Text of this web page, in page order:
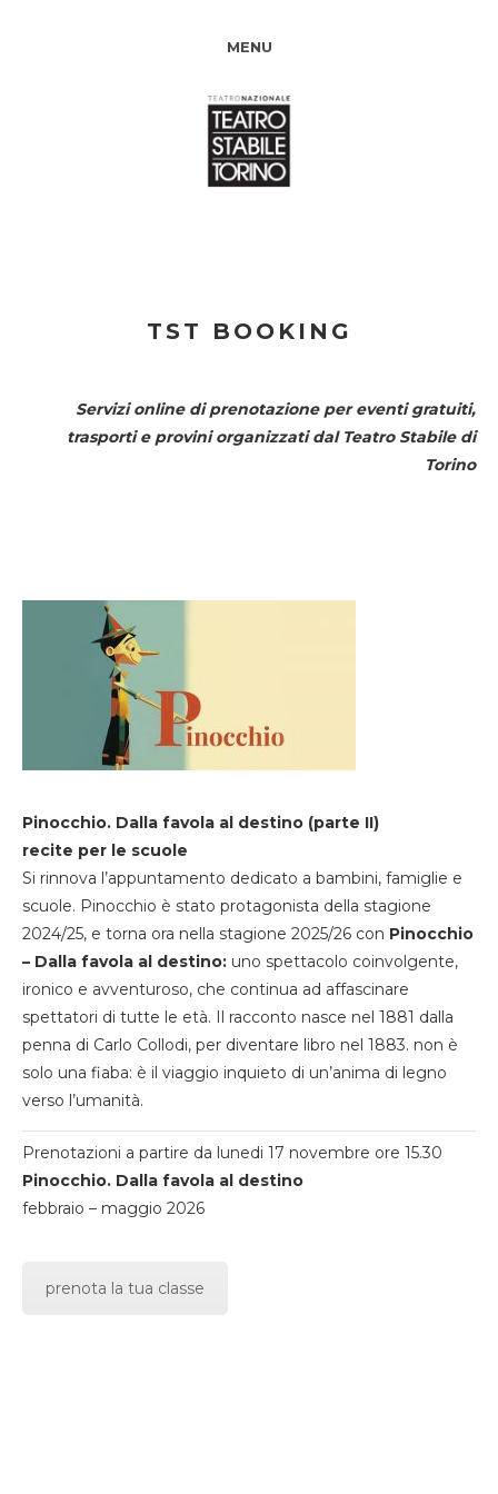
MENU
TST BOOKING
Servizi online di prenotazione per eventi gratuiti,
trasporti e provini organizzati dal Teatro Stabile di
Torino
Pinocchio. Dalla favola al destino (parte II)
recite per le scuole
Si rinnova l’appuntamento dedicato a bambini, famiglie e
scuole. Pinocchio è stato protagonista della stagione
2024/25, e torna ora nella stagione 2025/26 con Pinocchio
– Dalla favola al destino: uno spettacolo coinvolgente,
ironico e avventuroso, che continua ad affascinare
spettatori di tutte le età. Il racconto nasce nel 1881 dalla
penna di Carlo Collodi, per diventare libro nel 1883. non è
solo una fiaba: è il viaggio inquieto di un’anima di legno
verso l’umanità.
Prenotazioni a partire da lunedi 17 novembre ore 15.30
Pinocchio. Dalla favola al destino
febbraio – maggio 2026
prenota la tua classe